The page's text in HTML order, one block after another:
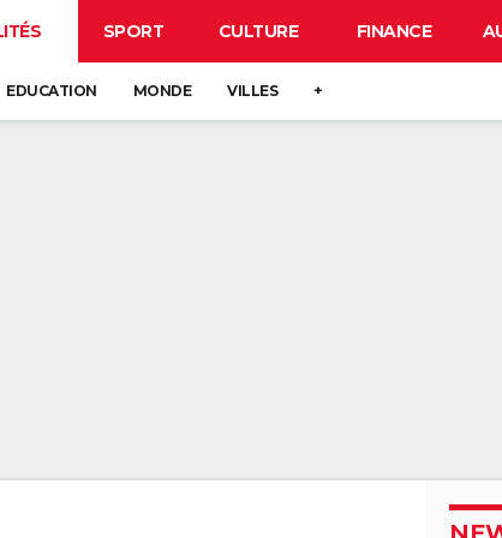
SPORT CULTURE FINANCE
EDUCATION MONDE VILLES +